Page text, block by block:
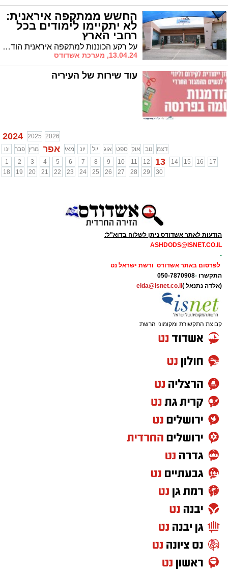
החשש ממתקפה איראנית:
לא יתקיימו לימודים בכל
רחבי הארץ
על רקע הכוננות למתקפה איראנית הודיע הערב (מוצ"ש) דובר צה"ל תא"ל דניאל הגרי על שינוי בהנחיות פיקוד העורף במסגרתו החל ממחר לא יתקיימו לימודים בכל רחבי הארץ.
13.04.24, מערכת אשדודס
עוד שירות של העיריה
2024 2025 2026
ינו
פבר מרץ אפר מאי יונ יול אוג ספט אוק נוב
דצמ
1
2 3 4 5 6 7 8 9 10 11 12 13 14 15 16
17
18
19 20 21 22 23 24 25 26 27 28 29 30
הודעות לאתר אשדודס ניתן לשלוח בדוא"ל:
ASHDODS@ISNET.CO.IL
-
לפרסום באתר אשדודס ורשת ישראל נט
התקשרו -
050-7870908
(אלדה נתנאל ) elda@isnet.co.il
קבוצת התקשורת ומקומוני הרשת: